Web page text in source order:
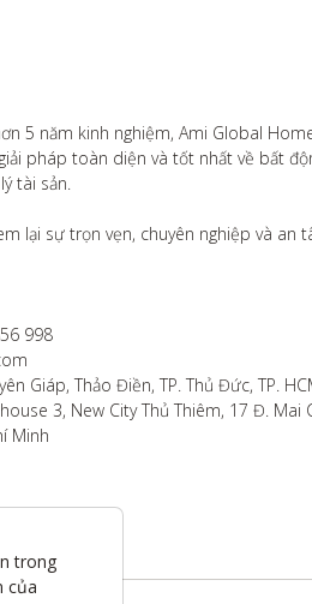
5 năm kinh nghiệm, Ami Global
pháp toàn diện và tốt nhất về bất
tài sản.
lại sự trọn vẹn, chuyên nghiệp và an
998
Giáp, Thảo Điền, TP. Thủ Đức, TP.
3, New City Thủ Thiêm, 17 Đ. Mai
Minh
trong
của